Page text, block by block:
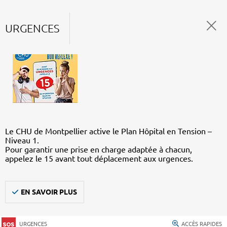
URGENCES
Le CHU de Montpellier active le Plan Hôpital en Tension –
Niveau 1.
Pour garantir une prise en charge adaptée à chacun,
appelez le 15 avant tout déplacement aux urgences.
EN SAVOIR PLUS
URGENCES ACCÈS RAPIDES